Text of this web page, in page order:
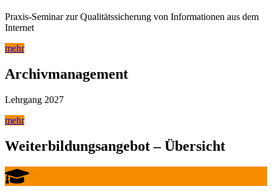
Praxis-Seminar zur Qualitätssicherung von Informationen aus dem
Internet
mehr
Archivmanagement
Lehrgang 2027
mehr
Weiterbildungsangebot – Übersicht